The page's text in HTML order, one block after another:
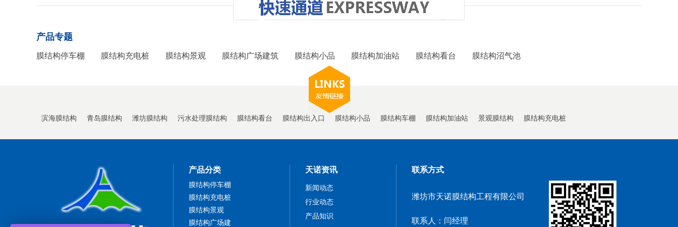
产品专题
膜结构停车棚 膜结构充电桩 膜结构景观 膜结构广场建筑 膜结构小品 膜结构加油站 膜结构看台 膜结构沼气池
滨海膜结构 青岛膜结构 潍坊膜结构 污水处理膜结构 膜结构看台 膜结构出入口 膜结构小品 膜结构车棚 膜结构加油站 景观膜结构 膜结构充电桩
产品分类
膜结构停车棚
膜结构充电桩
膜结构景观
膜结构广场建
天诺资讯
新闻动态
行业动态
产品知识
联系方式
潍坊市天诺膜结构工程有限公司
联系人：闫经理